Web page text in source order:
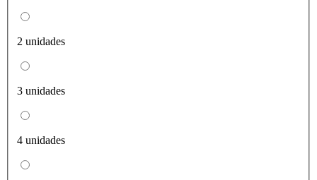
2 unidades
3 unidades
4 unidades